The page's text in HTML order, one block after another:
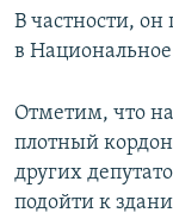
В частности, он
в
Отметим, что
плотный
других
подойти к